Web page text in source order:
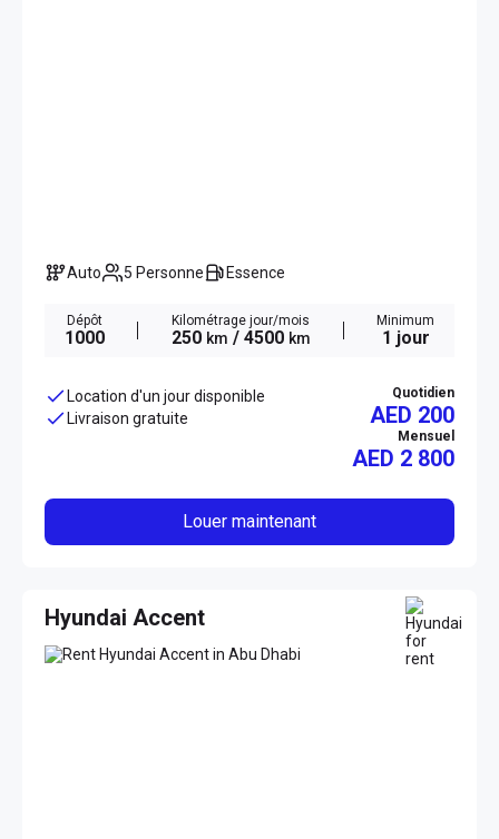
Auto 5 Personne Essence
Dépôt
1000
Kilométrage jour/mois
250 km / 4500 km
Minimum
1 jour
Location d'un jour disponible
Livraison gratuite
Quotidien
AED 200
Mensuel
AED 2 800
Louer maintenant
Hyundai Accent